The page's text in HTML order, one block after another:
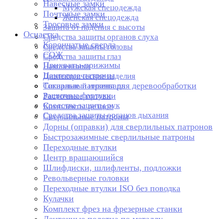
Мужская спецодежда
Женская спецодежда
Защита от падения с высоты
Средства защиты органов слуха
Средства защиты головы
Средства защиты глаз
Наколенники
Диэлектрические изделия
Сигнальный инвентарь
Защитные фартуки
Средства защиты рук
Средства защиты органов дыхания
Навесные замки
Почтовые замки
Тросовые замки
Оснастка
Корончатые сверла
СОЖ
Прихваты-прижимы
Цанговые патроны
Токарные патроны для деревообработки
Расточные головки
Комплекты резцов
Сверлильные патроны
Дорны (оправки) для сверлильных патронов
Быстрозажимные сверлильные патроны
Переходные втулки
Центр вращающийся
Шлифдиски, шлифленты, подложки
Револьверные головки
Переходные втулки ISO без поводка
Кулачки
Комплект фрез на фрезерные станки